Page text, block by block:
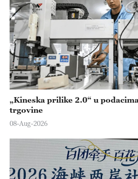
„Kineska prilike 2.0“ u
trgovine
08-Aug-2026